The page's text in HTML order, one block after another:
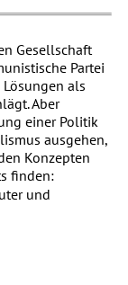
Gesellschaft
Partei
als
Aber
einer Politik
ausgehen,
Konzepten
finden:
und